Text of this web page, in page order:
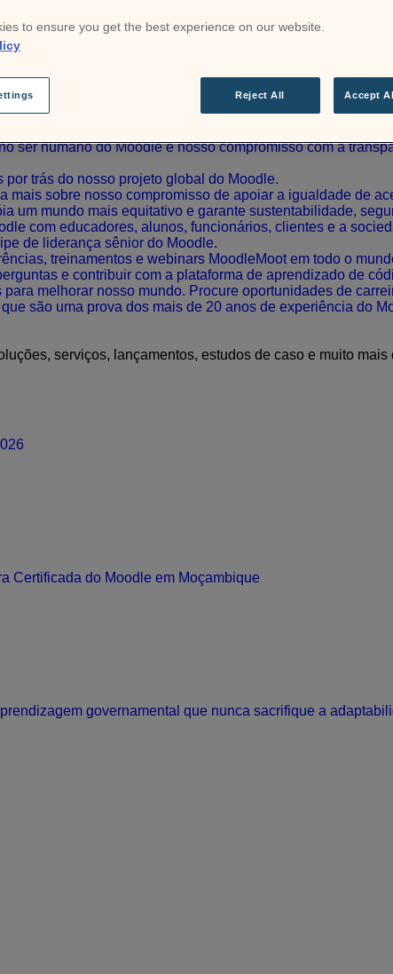
Moodle transformará o Moodle em uma solução que
seus negócios com a solução de aprendizado online
serviços para dar suporte a instalações novas e
de educação continuada, de não graduação e de
de trabalho com um conjunto de ferramentas de
com um LMS escalável e seguro para o setor público e
vocacional online com o Moodle LMS.
ser humano do Moodle e nosso compromisso com a
trás do nosso projeto global do Moodle.
mais sobre nosso compromisso de apoiar a igualdade de
um mundo mais equitativo e garante sustentabilidade,
com educadores, alunos, funcionários, clientes e a
de liderança sênior do Moodle.
treinamentos e webinars MoodleMoot em todo o
e contribuir com a plataforma de aprendizado de
melhorar nosso mundo. Procure oportunidades de
são uma prova dos mais de 20 anos de experiência do
serviços, lançamentos, estudos de caso e muito mais
Certificada do Moodle em Moçambique
governamental que nunca sacrifique a
to ensure you get the best experience on our website.
Reject All Accept